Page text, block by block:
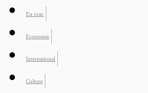
En vrac
Economie
International
Culture